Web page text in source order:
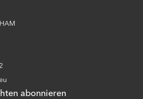
abonnieren